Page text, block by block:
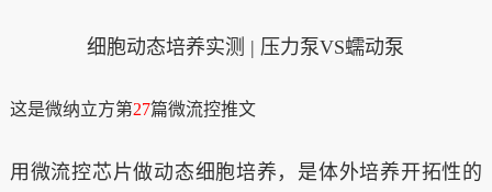
细胞动态培养实测 | 压力泵VS蠕动泵
这是微纳立方第27篇微流控推文
用微流控芯片做动态细胞培养，是体外培养开拓性的